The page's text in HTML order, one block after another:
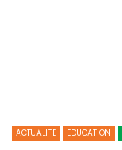
ACTUALITE EDUCATION